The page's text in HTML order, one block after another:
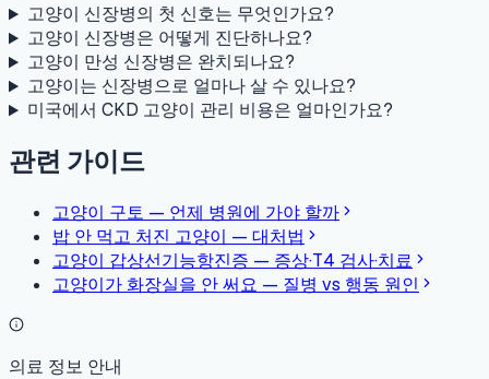
고양이 신장병의 첫 신호는 무엇인가요?
고양이 신장병은 어떻게 진단하나요?
고양이 만성 신장병은 완치되나요?
고양이는 신장병으로 얼마나 살 수 있나요?
미국에서 CKD 고양이 관리 비용은 얼마인가요?
관련 가이드
고양이 구토 — 언제 병원에 가야 할까
밥 안 먹고 처진 고양이 — 대처법
고양이 갑상선기능항진증 — 증상·T4 검사·치료
고양이가 화장실을 안 써요 — 질병 vs 행동 원인
의료 정보 안내